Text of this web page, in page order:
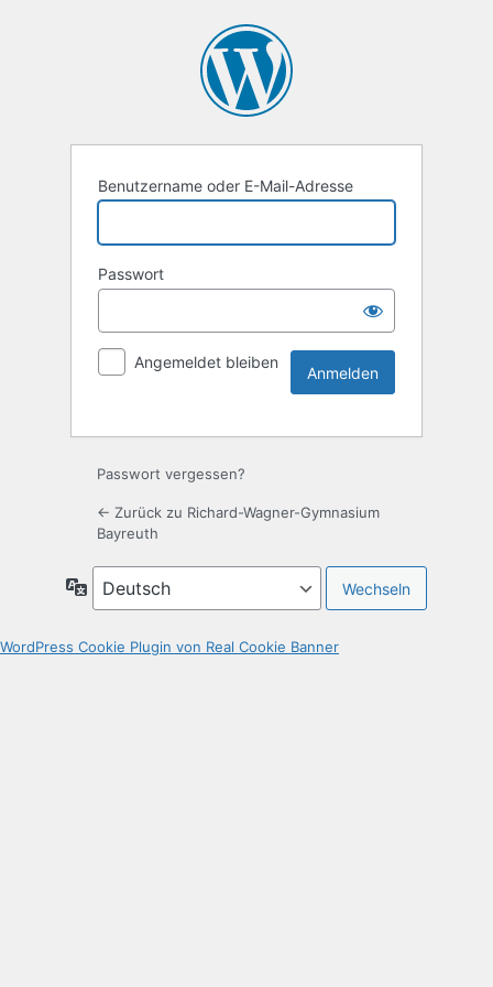
Benutzername oder E-Mail-Adresse
Passwort
Angemeldet bleiben
Passwort vergessen?
← Zurück zu Richard-​​Wagner-​​Gymnasium
Bayreuth
Sprache
WordPress Cookie Plugin von Real Cookie Banner